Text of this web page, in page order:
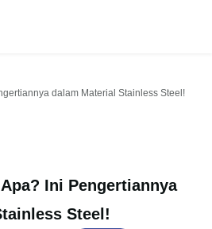
dalam Material Stainless Steel!
Ini Pengertiannya
Steel!